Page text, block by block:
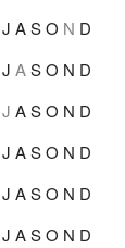
J ASO N D
J ASO N D
J ASO N D
J ASO N D
J ASO N D
J ASO N D